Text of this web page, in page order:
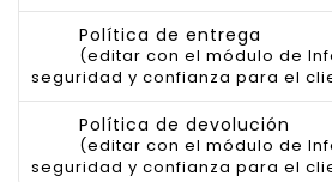
Política de entrega
(editar con el módulo de
seguridad y confianza para el
Política de devolución
(editar con el módulo de
seguridad y confianza para el